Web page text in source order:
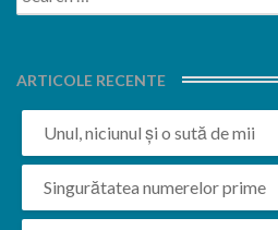
for:
ARTICOLE RECENTE
Unul, niciunul și o sută de mii
Singurătatea numerelor prime